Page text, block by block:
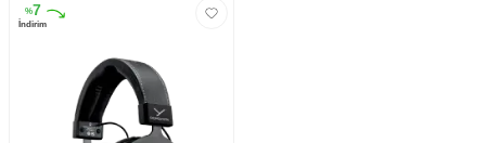
%7
İndirim